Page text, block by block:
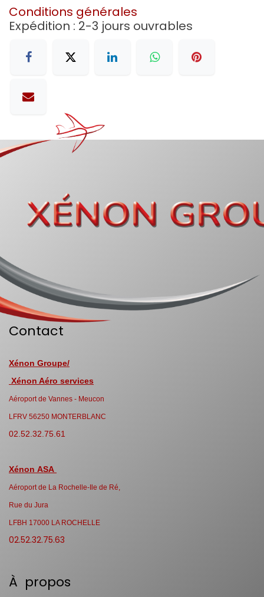
Conditions générales
Expédition : 2-3 jours ouvrables
Contact
Xénon Groupe/
Xénon Aéro services
Aéroport de Vannes - Meucon
LFRV 56250 MONTERBLANC
02.52.32.75.61
Xénon ASA
Aéroport de La Rochelle-Ile de Ré,
Rue du Jura
LFBH 17000 LA ROCHELLE
02.52.32.75.63
À propos